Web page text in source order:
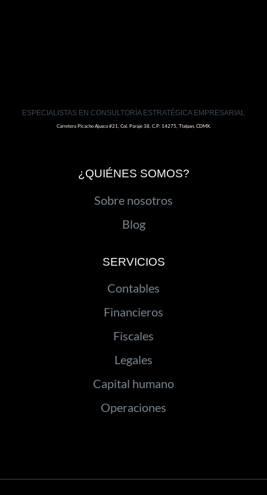
ESPECIALISTAS EN CONSULTORÍA ESTRATÉGICA EMPRESARIAL
Carretera Picacho Ajusco #21, Col. Paraje 38, C.P: 14275, Tlalpan, CDMX.
¿QUIÉNES SOMOS?
Sobre nosotros
Blog
SERVICIOS
Contables
Financieros
Fiscales
Legales
Capital humano
Operaciones